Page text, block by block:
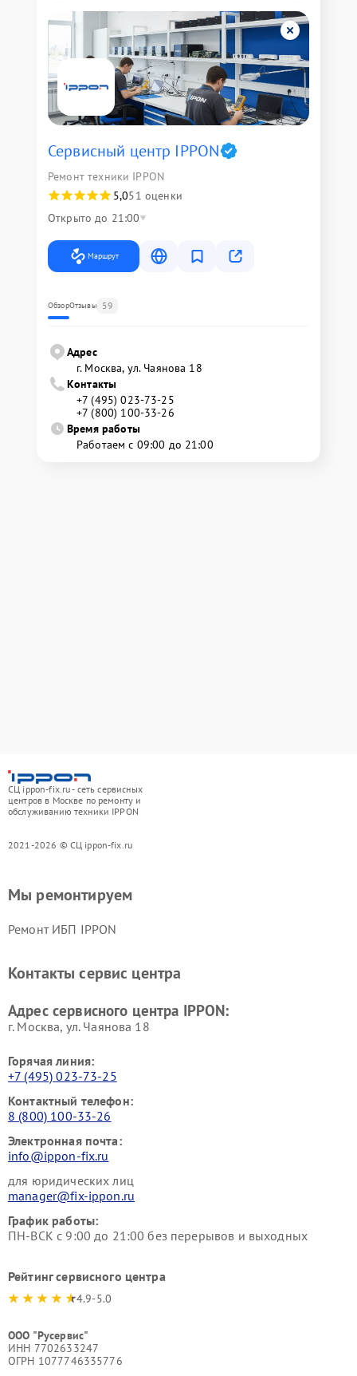
Сервисный центр IPPON
Ремонт техники IPPON
5,051 оценки
Открыто до 21:00
Маршрут
ОбзорОтзывы 59
Адрес
г. Москва, ул. Чаянова 18
Контакты
+7 (495) 023-73-25
+7 (800) 100-33-26
Время работы
Работаем с 09:00 до 21:00
СЦ ippon-fix.ru - сеть сервисных
центров в Москве по ремонту и
обслуживанию техники IPPON
2021-2026 © СЦ ippon-fix.ru
Мы ремонтируем
Ремонт ИБП IPPON
Контакты сервис центра
Адрес сервисного центра IPPON:
г. Москва, ул. Чаянова 18
Горячая линия:
+7 (495) 023-73-25
Контактный телефон:
8 (800) 100-33-26
Электронная почта:
info@ippon-fix.ru
для юридических лиц
manager@fix-ippon.ru
График работы:
ПН-ВСК с 9:00 до 21:00 без перерывов и выходных
Рейтинг сервисного центра
4.9-5.0
ООО "Русервис"
ИНН 7702633247
ОГРН 1077746335776